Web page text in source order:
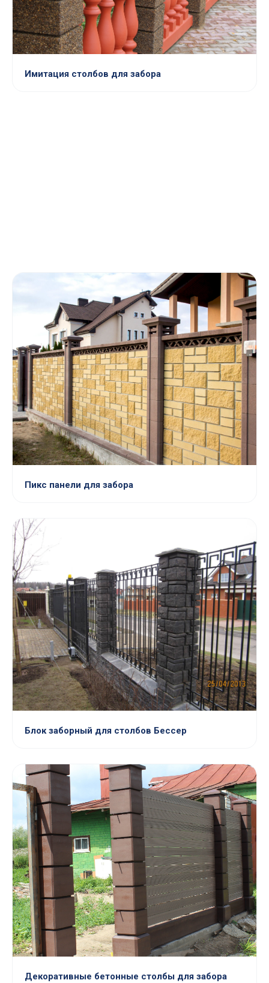
Имитация столбов для забора
Пикс панели для забора
Блок заборный для столбов Бессер
Декоративные бетонные столбы для забора